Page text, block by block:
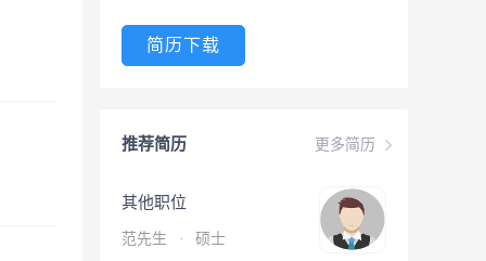
简历下载
更多简历
推荐简历
其他职位
范先生 · 硕士